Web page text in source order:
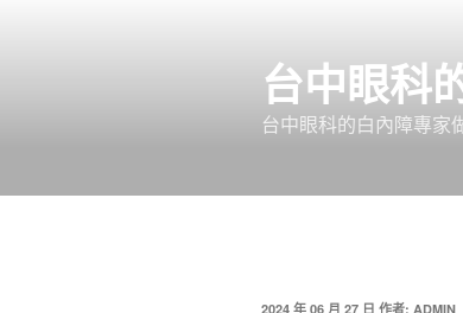
台中眼科
台中眼科的白內障專家
發
2024 年 06 月 27 日 作者: ADMIN